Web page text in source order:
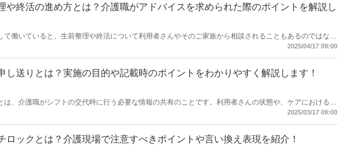
や終活の進め方とは？介護職がアドバイスを求められた際のポイントを解説し
て働いていると、生前整理や終活について利用者さんやそのご家族から相談されることもあるのではない
。この記事では、生前整理や終活について相談を受けた際に、介護職がスムーズに対応できるポイントを
2025/04/17 09:00
し送りとは？実施の目的や記載時のポイントをわかりやすく解説します！
は、介護職がシフトの交代時に行う必要な情報の共有のことです。利用者さんの状態や、ケアにおける注
有することはなんとなくわかっていても、わかりやすく伝えるポイントがわからない…という職員さんも
2025/03/17 09:00
ロックとは？介護現場で注意すべきポイントや言い換え表現を紹介！